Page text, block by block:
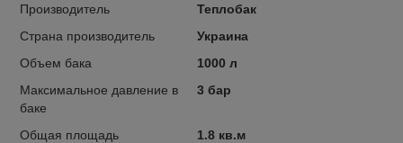
Производитель
Теплобак
Страна производитель
Украина
Объем бака
1000 л
Максимальное давление в
баке
3 бар
Общая площадь
1.8 кв.м